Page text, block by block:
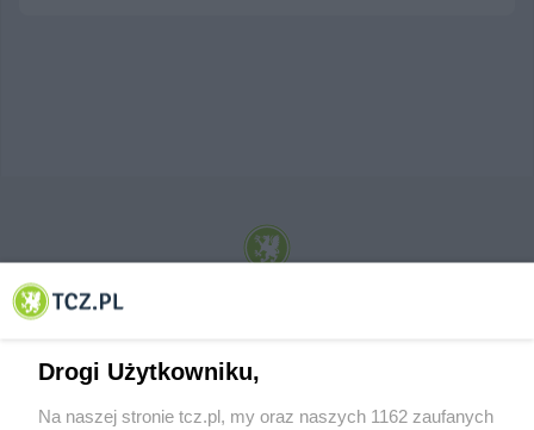
© 2001-2026 Tczew - TCZ.PL Sp. z o.o. Internetowy Serwis Informacyjny Miasta
Drogi Użytkowniku,
Na naszej stronie tcz.pl, my oraz naszych 1162 zaufanych